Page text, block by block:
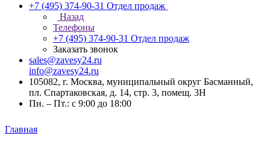
+7 (495) 374-90-31 Отдел продаж
Назад
Телефоны
+7 (495) 374-90-31 Отдел продаж
Заказать звонок
sales@zavesy24.ru
info@zavesy24.ru
105082, г. Москва, муниципальный округ Басманный,
пл. Спартаковская, д. 14, стр. 3, помещ. 3Н
Пн. – Пт.: с 9:00 до 18:00
Главная